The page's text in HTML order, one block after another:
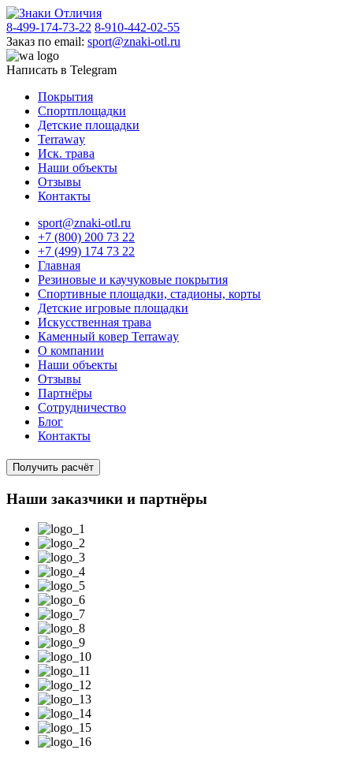
8-499-174-73-22 8-910-442-02-55
Заказ по email: sport@znaki-otl.ru
Написать в Telegram
Покрытия
Спортплощадки
Детские площадки
Terraway
Иск. трава
Наши объекты
Отзывы
Контакты
sport@znaki-otl.ru
+7 (800) 200 73 22
+7 (499) 174 73 22
Главная
Резиновые и каучуковые покрытия
Спортивные площадки, стадионы, корты
Детские игровые площадки
Искусственная трава
Каменный ковер Terraway
О компании
Наши объекты
Отзывы
Партнёры
Сотрудничество
Блог
Контакты
Получить расчёт
Наши заказчики и партнёры